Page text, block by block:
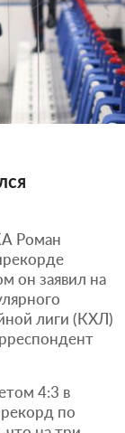
Роман
он заявил на
лиги (КХЛ)
4:3 в
по